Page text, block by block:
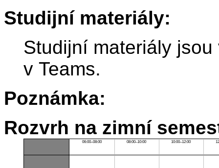
Studijní materiály:
Studijní materiály
v Teams.
Poznámka:
Rozvrh na zimní
06:00–08:00 08:00–10:00 10:00–12:00